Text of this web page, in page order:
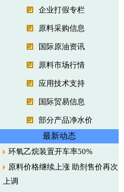
企业打假专栏
原料采购信息
国际原油资讯
原料市场行情
应用技术支持
国际贸易信息
部分产品净水价
最新动态
环氧乙烷装置开车率50%
原料价格继续上涨 助剂售价再次
上调